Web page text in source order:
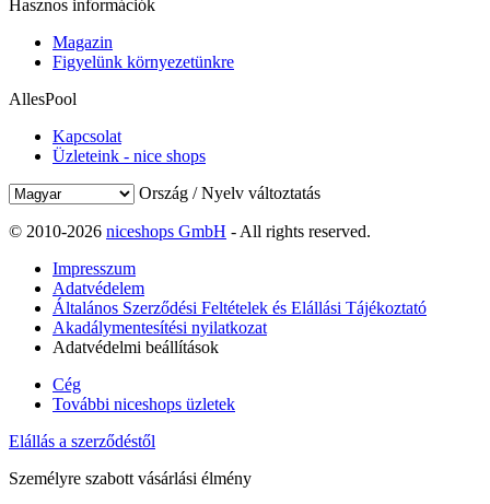
Hasznos információk
Magazin
Figyelünk környezetünkre
AllesPool
Kapcsolat
Üzleteink - nice shops
Ország / Nyelv változtatás
© 2010-2026 niceshops GmbH - All rights reserved.
Impresszum
Adatvédelem
Általános Szerződési Feltételek és Elállási Tájékoztató
Akadálymentesítési nyilatkozat
Adatvédelmi beállítások
Cég
További niceshops üzletek
Elállás a szerződéstől
Személyre szabott vásárlási élmény